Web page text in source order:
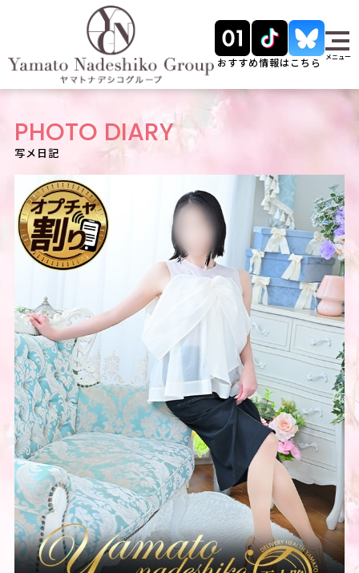
おすすめ情報はこちら メニュー
PHOTO DIARY
写メ日記